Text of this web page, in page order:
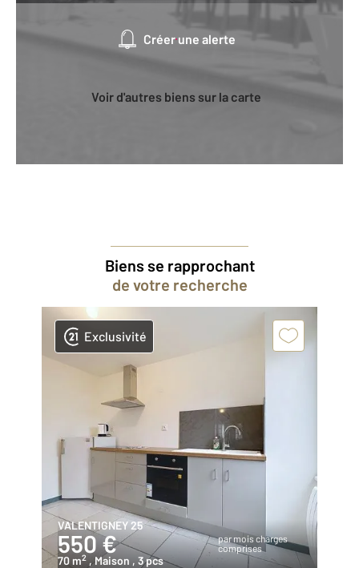
Créer une alerte
Voir d'autres biens sur la carte
Biens se rapprochant
de votre recherche
Exclusivité
VALENTIGNEY 25
550 €
par mois charges
comprises
70 m2 , Maison , 3 pcs